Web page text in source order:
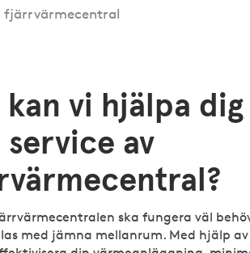
kan vi hjälpa
service av
ska fungera väl
med jämna mellanrum. Med hjälp